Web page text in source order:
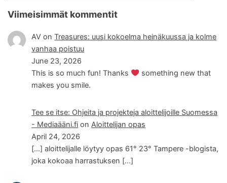
Viimeisimmät kommentit
AV onTreasures: uusi kokoelma heinäkuussa ja kolme
vanhaa poistuu
June 23, 2026
This is so much fun! Thanks
something new that
makes you smile.
Tee se itse: Ohjeita ja projekteja aloittelijoille Suomessa
- Mediaääni.fi onAloittelijan opas
April 24, 2026
[…] aloittelijalle löytyy opas 61° 23° Tampere -blogista,
joka kokoaa harrastuksen […]